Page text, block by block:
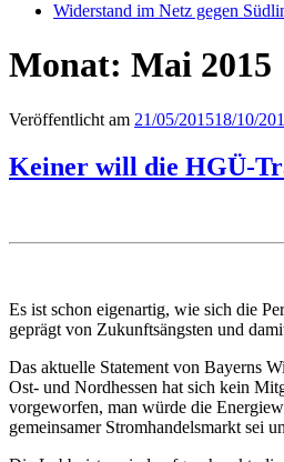
Widerstand im Netz gegen
Monat: Mai 2015
Veröffentlicht am 21/05/201518/10/
Keiner will die HGÜ-
Es ist schon eigenartig, wie sich die
geprägt von Zukunftsängsten und
Das aktuelle Statement von Bayerns
Ost- und Nordhessen hat sich kein
vorgeworfen, man würde die
gemeinsamer Stromhandelsmarkt sei